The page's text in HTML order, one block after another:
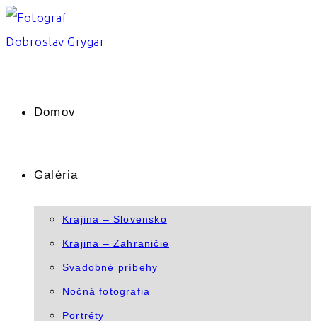
Skip
to
Domov
Galéria
Krajina – Slovensko
Krajina – Zahraničie
Svadobné príbehy
Nočná fotografia
Portréty